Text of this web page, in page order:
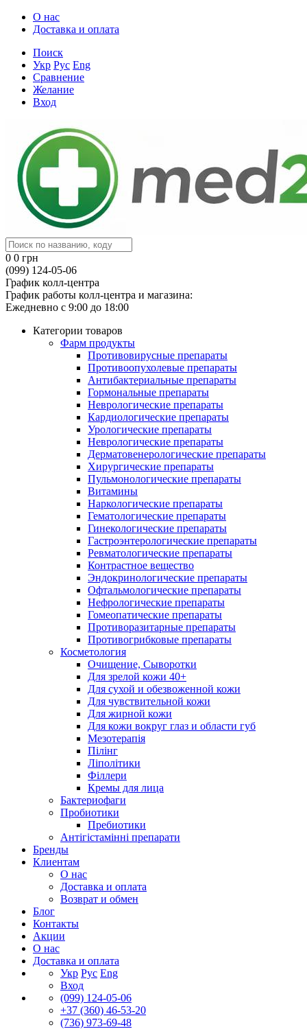
О нас
Доставка и оплата
Поиск
Укр Рус Eng
Сравнение
Желание
Вход
0 0 грн
(099) 124-05-06
График колл-центра
График работы колл-центра и магазина:
Ежедневно с 9:00 до 18:00
Категории товаров
Фарм продукты
Противовирусные препараты
Противоопухолевые препараты
Антибактериальные препараты
Гормональные препараты
Неврологические препараты
Кардиологические препараты
Урологические препараты
Неврологические препараты
Дерматовенерологические препараты
Хирургические препараты
Пульмонологические препараты
Витамины
Наркологические препараты
Гематологические препараты
Гинекологические препараты
Гастроэнтерологические препараты
Ревматологические препараты
Контрастное вещество
Эндокринологические препараты
Офтальмологические препараты
Нефрологические препараты
Гомеопатические препараты
Противоразитарные препараты
Противогрибковые препараты
Косметология
Очищение, Сыворотки
Для зрелой кожи 40+
Для сухой и обезвоженной кожи
Для чувствительной кожи
Для жирной кожи
Для кожи вокруг глаз и области губ
Мезотерапія
Пілінг
Ліполітики
Філлери
Кремы для лица
Бактериофаги
Пробиотики
Пребиотики
Антігістамінні препарати
Бренды
Клиентам
О нас
Доставка и оплата
Возврат и обмен
Блог
Контакты
Акции
О нас
Доставка и оплата
Укр Рус Eng
Вход
(099) 124-05-06
+37 (360) 46-53-20
(736) 973-69-48